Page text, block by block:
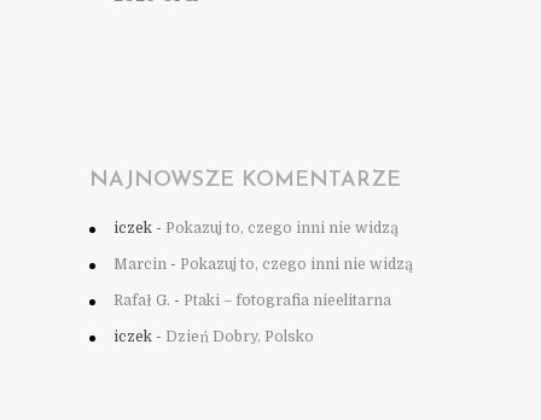
NAJNOWSZE KOMENTARZE
iczek - Pokazuj to, czego inni nie widzą
Marcin - Pokazuj to, czego inni nie widzą
Rafał G. - Ptaki – fotografia nieelitarna
iczek - Dzień Dobry, Polsko